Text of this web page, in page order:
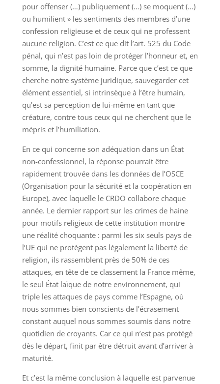
pour offenser (…) publiquement (…) se moquent (…)
ou humilient » les sentiments des membres d’une
confession religieuse et de ceux qui ne professent
aucune religion. C’est ce que dit l’art. 525 du Code
pénal, qui n’est pas loin de protéger l’honneur et, en
somme, la dignité humaine. Parce que c’est ce que
cherche notre système juridique, sauvegarder cet
élément essentiel, si intrinsèque à l’être humain,
qu’est sa perception de lui-même en tant que
créature, contre tous ceux qui ne cherchent que le
mépris et l’humiliation.
En ce qui concerne son adéquation dans un État
non-confessionnel, la réponse pourrait être
rapidement trouvée dans les données de l’OSCE
(Organisation pour la sécurité et la coopération en
Europe), avec laquelle le CRDO collabore chaque
année. Le dernier rapport sur les crimes de haine
pour motifs religieux de cette institution montre
une réalité choquante : parmi les six seuls pays de
l’UE qui ne protègent pas légalement la liberté de
religion, ils rassemblent près de 50% de ces
attaques, en tête de ce classement la France même,
le seul État laïque de notre environnement, qui
triple les attaques de pays comme l’Espagne, où
nous sommes bien conscients de l’écrasement
constant auquel nous sommes soumis dans notre
quotidien de croyants. Car ce qui n’est pas protégé
dès le départ, finit par être détruit avant d’arriver à
maturité.
Et c’est la même conclusion à laquelle est parvenue